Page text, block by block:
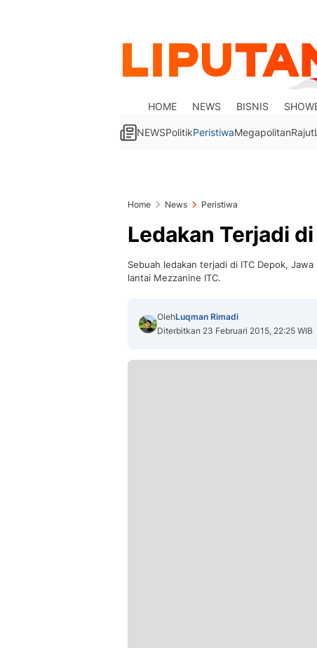
HOME NEWS BISNIS
NEWSPolitikPeristiwaMegapolitanRajut
Home News Peristiwa
Ledakan Terjadi
Sebuah ledakan terjadi di ITC Depok,
lantai Mezzanine ITC.
OlehLuqman Rimadi
Diterbitkan 23 Februari 2015, 22:25 WIB